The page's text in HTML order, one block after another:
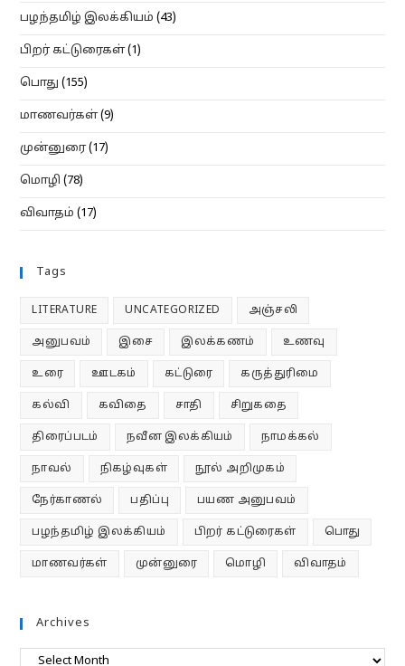
பழந்தமிழ் இலக்கியம் (43)
பிறர் கட்டுரைகள்(1)
பொது (155)
மாணவர்கள்(9)
முன்னுரை(17)
மொழி (78)
விவாதம் (17)
Tags
LITERATURE UNCATEGORIZED அஞ்சலி
அனுபவம் இசை இலக்கணம் உணவு
உரை ஊடகம் கட்டுரை கருத்துரிமை
கல்வி கவிதை சாதி சிறுகதை
திரைப்படம் நவீன இலக்கியம் நாமக்கல்
நாவல் நிகழ்வுகள் நூல் அறிமுகம்
நேர்காணல் பதிப்பு பயண அனுபவம்
பழந்தமிழ் இலக்கியம் பிறர் கட்டுரைகள் பொது
மாணவர்கள் முன்னுரை மொழி விவாதம்
Archives
Archives